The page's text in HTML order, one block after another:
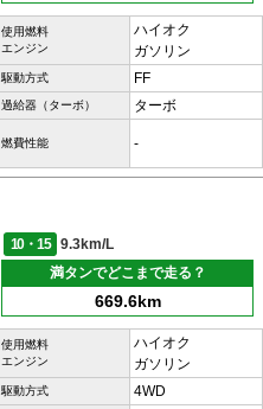
使用燃料
エンジン
ハイオク
ガソリン
駆動方式 FF
過給器（ターボ） ターボ
燃費性能 -
10・15
9.3km/L
満タンでどこまで走る？
669.6km
使用燃料
エンジン
ハイオク
ガソリン
駆動方式 4WD